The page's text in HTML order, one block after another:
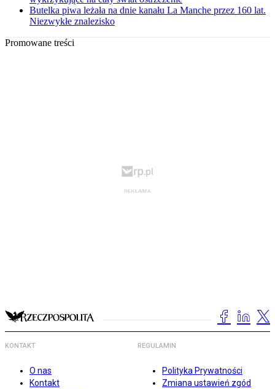
Butelka piwa leżała na dnie kanału La Manche przez 160 lat.
Niezwykłe znalezisko
Promowane treści
KONTAKT
O nas
Kontakt
REGULAMIN
Polityka Prywatności
Zmiana ustawień zgód